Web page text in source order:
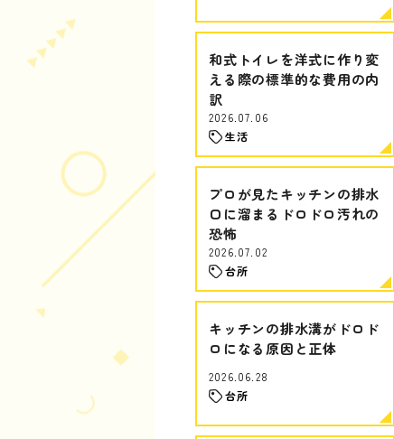
和式トイレを洋式に作り変
える際の標準的な費用の内
訳
2026.07.06
生活
プロが見たキッチンの排水
口に溜まるドロドロ汚れの
恐怖
2026.07.02
台所
キッチンの排水溝がドロド
ロになる原因と正体
2026.06.28
台所